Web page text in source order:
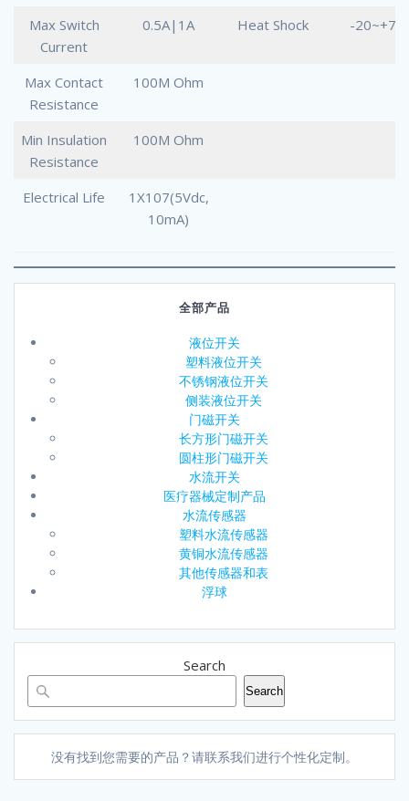
全部产品
液位开关
塑料液位开关
不锈钢液位开关
侧装液位开关
门磁开关
长方形门磁开关
圆柱形门磁开关
水流开关
医疗器械定制产品
水流传感器
塑料水流传感器
黄铜水流传感器
其他传感器和表
浮球
Search
Search
没有找到您需要的产品？请联系我们进行个性化定制。
Max Switch
Current
0.5A|1A Heat Shock -
Max Contact
Resistance
100M Ohm
Min Insulation
Resistance
100M Ohm
Electrical Life
1X107(5Vdc,
10mA)